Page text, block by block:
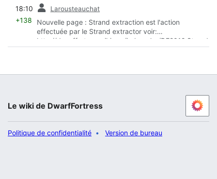
18:10 Larousteauchat
+138
Nouvelle page : Strand extraction est l'action
effectuée par le Strand extractor voir:
http://dwarffortresswiki.org/index.php/DF2012:Strand
_extractor
Le wiki de DwarfFortress
Politique de confidentialité Version de bureau